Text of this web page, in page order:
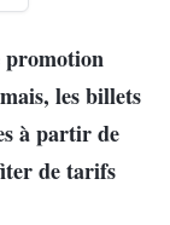
promotion
les billets
à partir de
de tarifs